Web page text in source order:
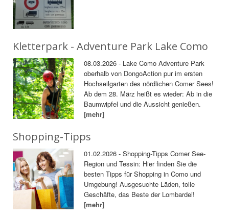
Kletterpark - Adventure Park Lake Como
08.03.2026 - Lake Como Adventure Park
oberhalb von DongoAction pur im ersten
Hochseilgarten des nördlichen Comer Sees!
Ab dem 28. März heißt es wieder: Ab in die
Baumwipfel und die Aussicht genießen.
[mehr]
Shopping-Tipps
01.02.2026 - Shopping-Tipps Comer See-
Region und Tessin: Hier finden Sie die
besten Tipps für Shopping in Como und
Umgebung! Ausgesuchte Läden, tolle
Geschäfte, das Beste der Lombardei!
[mehr]